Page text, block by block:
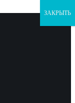
ЗАКРЫТЬ